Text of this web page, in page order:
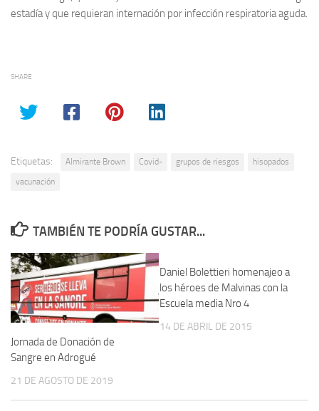
estadía y que requieran internación por infección respiratoria aguda.
SHARE
Etiquetas: Almirante Brown Covid- grupos de riesgos
hisopados
vacunación
TAMBIÉN TE PODRÍA GUSTAR...
Jornada de Donación de
Sangre en Adrogué
21 DE AGOSTO DE 2019
Daniel Bolettieri homenajeo a
los héroes de Malvinas con la
Escuela media Nro 4
14 DE ABRIL DE 2015